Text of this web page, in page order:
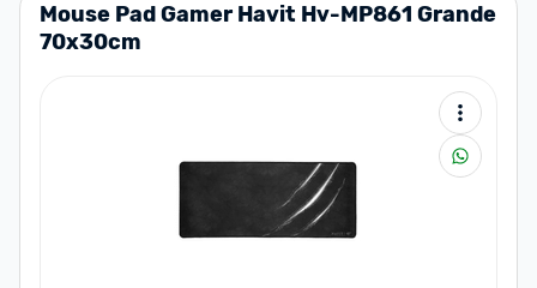
Mouse Pad Gamer Havit Hv-MP861 Grande
70x30cm